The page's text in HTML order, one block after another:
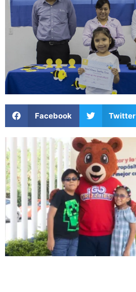
Facebook Twitter